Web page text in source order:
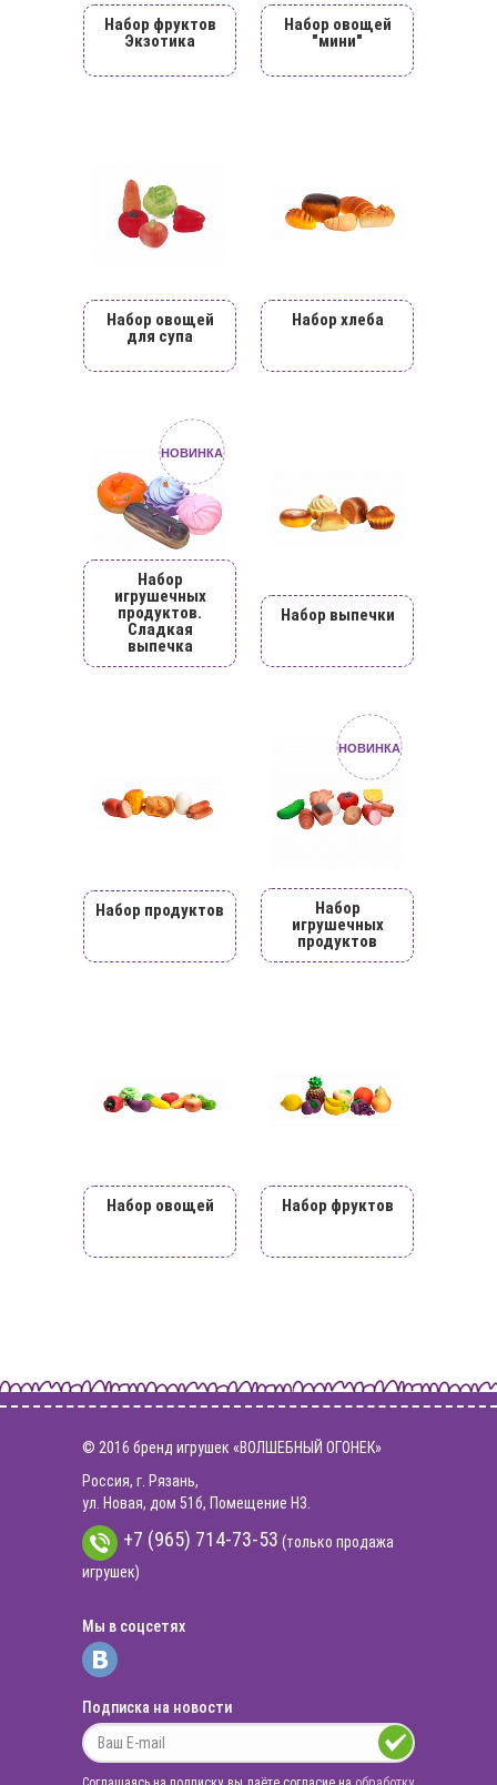
Набор фруктов
Экзотика
Набор овощей
"мини"
Набор овощей
для супа
Набор хлеба
НОВИНКА
Набор
игрушечных
продуктов.
Сладкая
выпечка
Набор выпечки
Набор продуктов
НОВИНКА
Набор
игрушечных
продуктов
Набор овощей Набор фруктов
© 2016 бренд игрушек «ВОЛШЕБНЫЙ ОГОНЕК»
Россия, г. Рязань,
ул. Новая, дом 51б, Помещение Н3.
+7 (965) 714-73-53 (только продажа
игрушек)
Мы в соцсетях
Подписка на новости